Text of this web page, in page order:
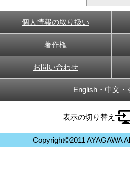
個人情報の取り扱い
著作権
お問い合わせ
English・中文・
表示の切り替え
Copyright©2011 AYAGAWA